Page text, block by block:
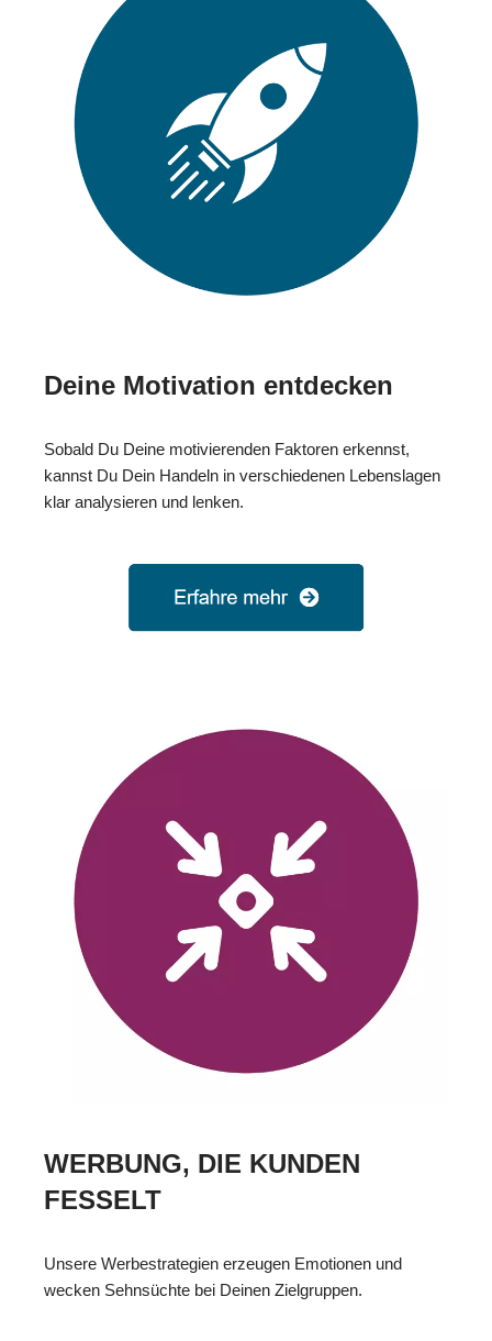
Deine Motivation entdecken
Sobald Du Deine motivierenden Faktoren erkennst,
kannst Du Dein Handeln in verschiedenen Lebenslagen
klar analysieren und lenken.
WERBUNG, DIE KUNDEN
FESSELT
Unsere Werbestrategien erzeugen Emotionen und
wecken Sehnsüchte bei Deinen Zielgruppen.